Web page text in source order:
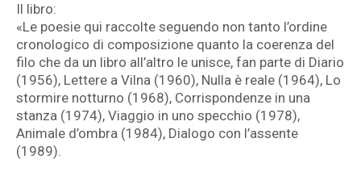
Il libro:
«Le poesie qui raccolte seguendo non tanto l’ordine
cronologico di composizione quanto la coerenza del
filo che da un libro all’altro le unisce, fan parte di Diario
(1956), Lettere a Vilna (1960), Nulla è reale (1964), Lo
stormire notturno (1968), Corrispondenze in una
stanza (1974), Viaggio in uno specchio (1978),
Animale d’ombra (1984), Dialogo con l’assente
(1989).